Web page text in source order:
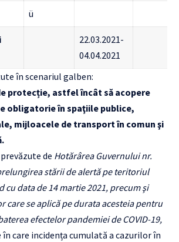
ü
22.03.2021-
04.04.2021
în scenariul galben:
protecție, astfel încât să acopere
obligatorie în spaţiile publice,
mijloacele de transport în comun şi
de Hotărârea Guvernului nr.
stării de alertă pe teritoriul
cu data de 14 martie 2021, precum şi
care se aplică pe durata acesteia pentru
efectelor pandemiei de COVID-19,
care incidența cumulată a cazurilor în